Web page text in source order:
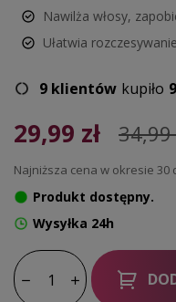
Nawilża włosy,
Ułatwia
9 klientów kupiło 9
29,99 zł 34,99
Najniższa cena w okresie 30
Produkt dostępny.
Wysyłka 24h